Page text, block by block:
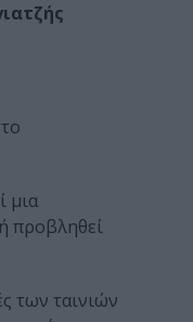
μια
προβληθεί
των ταινιών